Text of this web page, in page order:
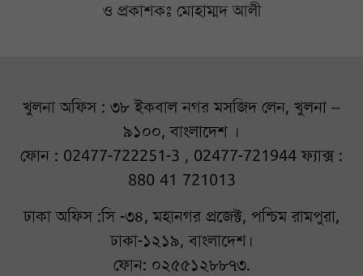
ও প্রকাশকঃ মোহাম্মদ আলী
খুলনা অফিস : ৩৮ ইকবাল নগর মসজিদ লেন, খুলনা –
৯১০০, বাংলাদেশ ।
ফোন : 02477-722251-3 , 02477-721944 ফ্যাক্স :
880 41 721013
ঢাকা অফিস :সি -৩৪, মহানগর প্রজেক্ট, পশ্চিম রামপুরা,
ঢাকা-১২১৯, বাংলাদেশ।
ফোন: ০২৫৫১২৮৮৭৩.